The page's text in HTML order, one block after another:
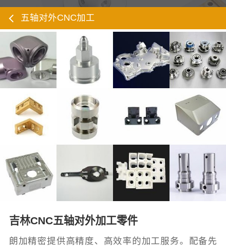
五轴对外CNC加工
吉林CNC五轴对外加工零件
朗加精密提供高精度、高效率的加工服务。配备先